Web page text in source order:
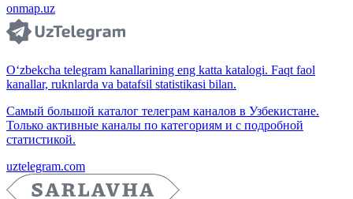
onmap.uz
O‘zbekcha telegram kanallarining eng katta katalogi. Faqt faol
kanallar, ruknlarda va batafsil statistikasi bilan.
Самый большой каталог телеграм каналов в Узбекистане.
Только активные каналы по категориям и с подробной
статистикой.
uztelegram.com